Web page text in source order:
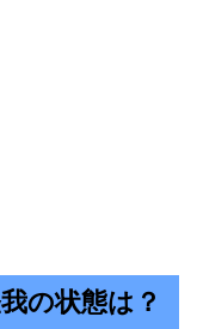
の状態は？